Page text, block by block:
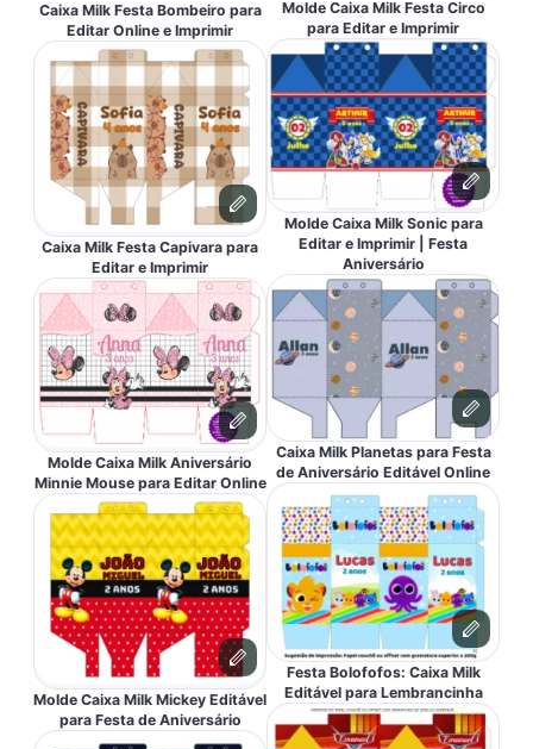
Caixa Milk Festa Bombeiro para
Editar Online e Imprimir
Caixa Milk Festa Capivara para
Editar e Imprimir
Molde Caixa Milk Aniversário
Minnie Mouse para Editar Online
Molde Caixa Milk Mickey Editável
para Festa de Aniversário
Molde Caixa Milk Festa Circo
para Editar e Imprimir
Molde Caixa Milk Sonic para
Editar e Imprimir | Festa
Aniversário
Caixa Milk Planetas para Festa
de Aniversário Editável Online
Festa Bolofofos: Caixa Milk
Editável para Lembrancinha